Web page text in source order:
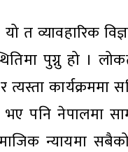
त व्यावहारिक
पुग्नु हो ।
कार्यक्रममा
पनि नेपालमा
न्यायमा